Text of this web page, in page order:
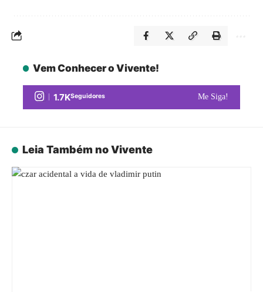
Vem Conhecer o Vivente!
1.7KSeguidores Me Siga!
Leia Também no Vivente